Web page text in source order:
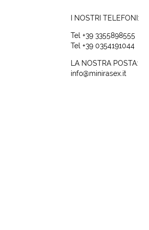
I NOSTRI TELEFONI:
Tel +39 3355898555
Tel +39 0354191044
LA NOSTRA POSTA:
info@minirasex.it